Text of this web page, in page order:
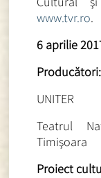
www.tvr.ro.
6 aprilie
Producători:
UNITER
Teatrul
Timişoara
Proiect